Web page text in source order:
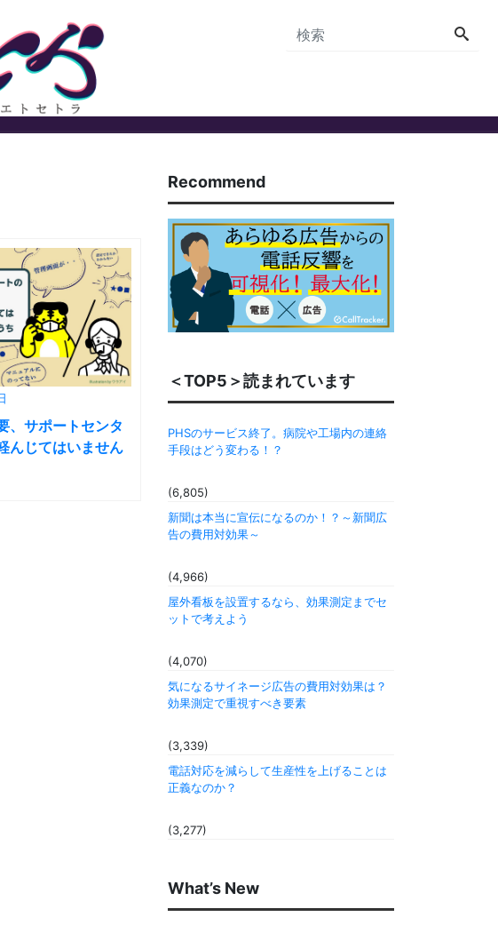
、サポートセンタ
んじてはいません
Recommend
＜TOP5＞読まれています
PHSのサービス終了。病院や工場内の連絡
手段はどう変わる！？
(6,805)
新聞は本当に宣伝になるのか！？～新聞広
告の費用対効果～
(4,966)
屋外看板を設置するなら、効果測定までセ
ットで考えよう
(4,070)
気になるサイネージ広告の費用対効果は？
効果測定で重視すべき要素
(3,339)
電話対応を減らして生産性を上げることは
正義なのか？
(3,277)
What’s New